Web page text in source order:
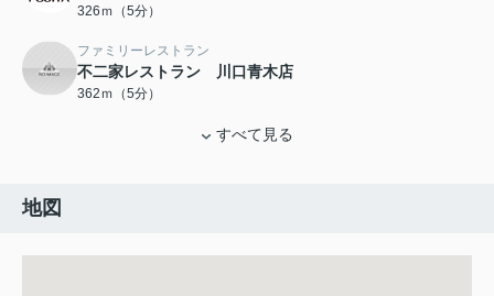
326ｍ（5分）
ファミリーレストラン
不二家レストラン 川口青木店
362ｍ（5分）
すべて見る
地図